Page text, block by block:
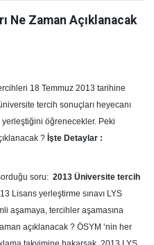
Ne Zaman Açıklanacak
18 Temmuz 2013 tarihine
tercih sonuçları heyecanı
öğrenecekler. Peki
? İşte Detaylar :
soru: 2013 Üniversite tercih
Lisans yerleştirme sınavı LYS
aşamaya, tercihler aşamasına
açıklanacak ? ÖSYM ‘nin her